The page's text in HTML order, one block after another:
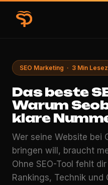
SEO Marketing · 3 Min
Das beste
Warum
klare
Wer seine Website bei
bringen will, braucht
Ohne SEO-Tool fehlt
Rankings, Technik und